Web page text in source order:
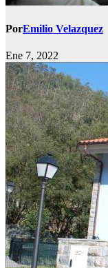
PorEmilio Velazquez
Ene 7, 2022